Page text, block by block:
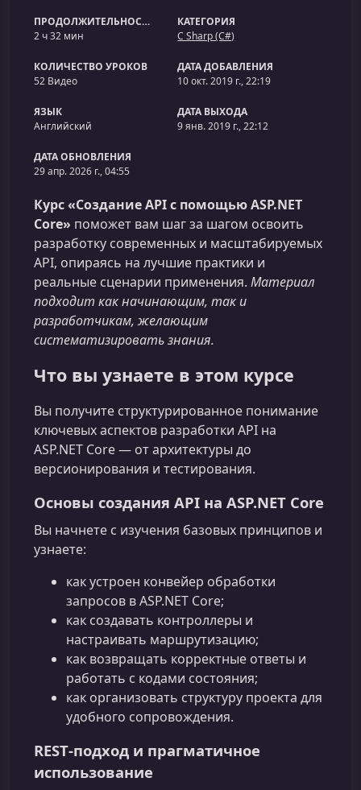
ПРОДОЛЖИТЕЛЬНОСТЬ
2 ч 32 мин
КАТЕГОРИЯ
C Sharp (C#)
КОЛИЧЕСТВО УРОКОВ
52 Видео
ДАТА ДОБАВЛЕНИЯ
10 окт. 2019 г., 22:19
ЯЗЫК
Английский
ДАТА ВЫХОДА
9 янв. 2019 г., 22:12
ДАТА ОБНОВЛЕНИЯ
29 апр. 2026 г., 04:55
Курс «Создание API с помощью ASP.NET
Core» поможет вам шаг за шагом освоить
разработку современных и масштабируемых
API, опираясь на лучшие практики и
реальные сценарии применения. Материал
подходит как начинающим, так и
разработчикам, желающим
систематизировать знания.
Что вы узнаете в этом курсе
Вы получите структурированное понимание
ключевых аспектов разработки API на
ASP.NET Core — от архитектуры до
версионирования и тестирования.
Основы создания API на ASP.NET Core
Вы начнете с изучения базовых принципов и
узнаете:
как устроен конвейер обработки
запросов в ASP.NET Core;
как создавать контроллеры и
настраивать маршрутизацию;
как возвращать корректные ответы и
работать с кодами состояния;
как организовать структуру проекта для
удобного сопровождения.
REST‑подход и прагматичное
использование